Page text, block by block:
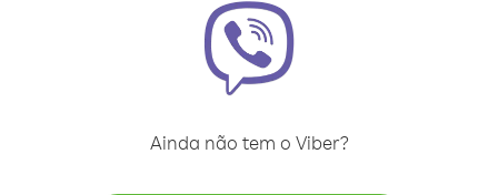
Ainda não tem o Viber?